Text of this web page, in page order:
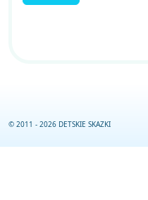
© 2011 - 2026 DETSKIE SKAZKI